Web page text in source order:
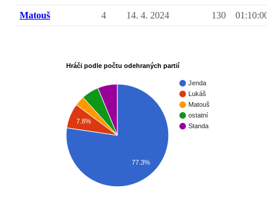
Matouš 4 14. 4. 2024 130
Hráči podle počtu odehraných partií
Jenda
Lukáš
Matouš
ostatní
Standa
7.8%
77.3%